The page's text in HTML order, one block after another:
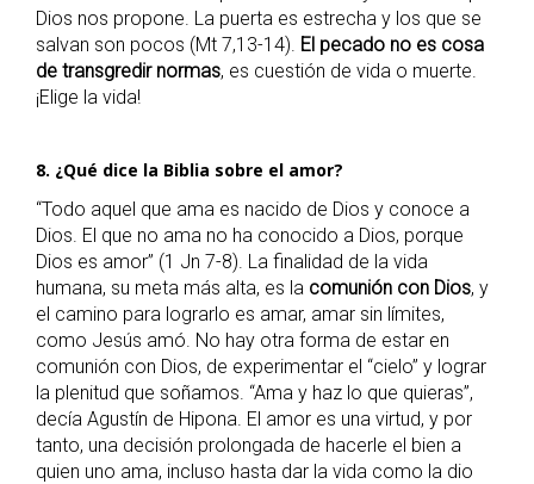
Dios nos propone. La puerta es estrecha y los que se
salvan son pocos (Mt 7,13-14). El pecado no es cosa
de transgredir normas, es cuestión de vida o muerte.
¡Elige la vida!
8. ¿Qué dice la Biblia sobre el amor?
“Todo aquel que ama es nacido de Dios y conoce a
Dios. El que no ama no ha conocido a Dios, porque
Dios es amor” (1 Jn 7-8). La finalidad de la vida
humana, su meta más alta, es la comunión con Dios, y
el camino para lograrlo es amar, amar sin límites,
como Jesús amó. No hay otra forma de estar en
comunión con Dios, de experimentar el “cielo” y lograr
la plenitud que soñamos. “Ama y haz lo que quieras”,
decía Agustín de Hipona. El amor es una virtud, y por
tanto, una decisión prolongada de hacerle el bien a
quien uno ama, incluso hasta dar la vida como la dio